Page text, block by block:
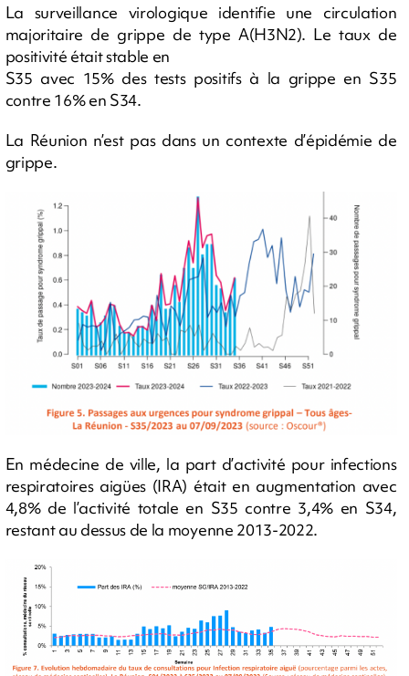
La surveillance virologique identifie une circulation
majoritaire de grippe de type A(H3N2). Le taux de
positivité était stable en
S35 avec 15% des tests positifs à la grippe en S35
contre 16% en S34.
La Réunion n’est pas dans un contexte d’épidémie de
grippe.
En médecine de ville, la part d’activité pour infections
respiratoires aigües (IRA) était en augmentation avec
4,8% de l’activité totale en S35 contre 3,4% en S34,
restant au dessus de la moyenne 2013-2022.